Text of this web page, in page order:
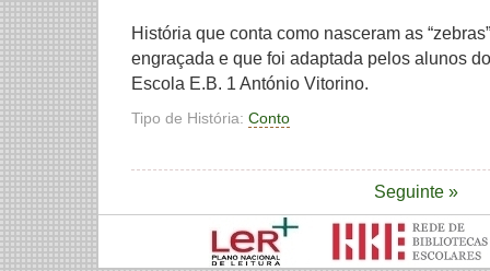
História que conta como nasceram as
engraçada e que foi adaptada pelos alunos
Escola E.B. 1 António Vitorino.
Tipo de História: Conto
Seguinte »